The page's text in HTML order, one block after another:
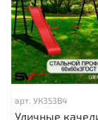
арт. УК353В4
Уличные